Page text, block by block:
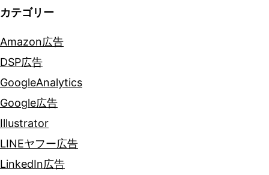
カテゴリー
Amazon広告
DSP広告
GoogleAnalytics
Google広告
Illustrator
LINEヤフー広告
LinkedIn広告